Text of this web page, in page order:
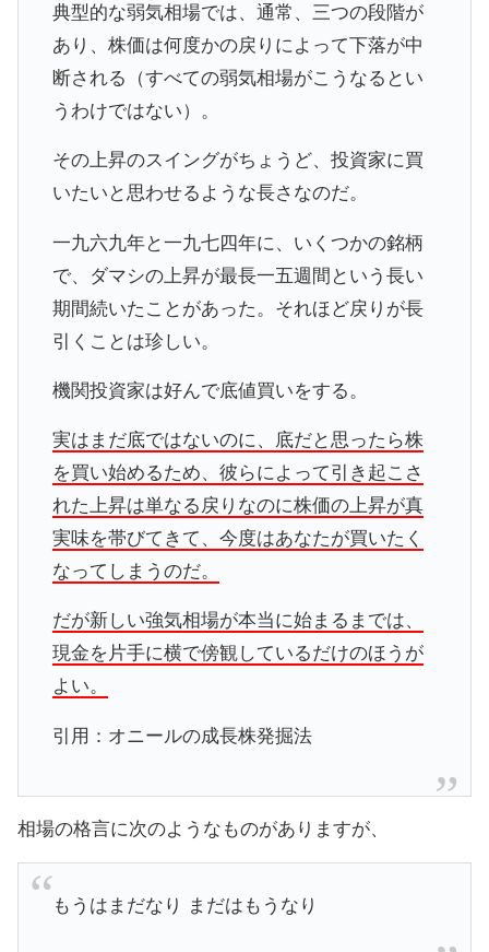
典型的な弱気相場では、通常、三つの段階が
あり、株価は何度かの戻りによって下落が中
断される（すべての弱気相場がこうなるとい
うわけではない）。
その上昇のスイングがちょうど、投資家に買
いたいと思わせるような長さなのだ。
一九六九年と一九七四年に、いくつかの銘柄
で、ダマシの上昇が最長一五週間という長い
期間続いたことがあった。それほど戻りが長
引くことは珍しい。
機関投資家は好んで底値買いをする。
実はまだ底ではないのに、底だと思ったら株
を買い始めるため、彼らによって引き起こさ
れた上昇は単なる戻りなのに株価の上昇が真
実味を帯びてきて、今度はあなたが買いたく
なってしまうのだ。
だが新しい強気相場が本当に始まるまでは、
現金を片手に横で傍観しているだけのほうが
よい。
引用：オニールの成長株発掘法
相場の格言に次のようなものがありますが、
もうはまだなり まだはもうなり